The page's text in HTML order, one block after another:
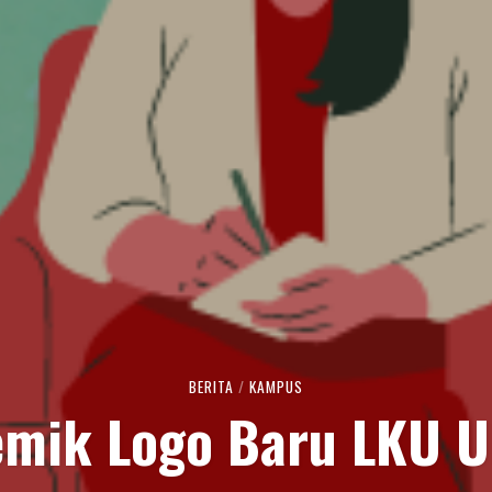
BERITA / KAMPUS
Logo Baru LKU